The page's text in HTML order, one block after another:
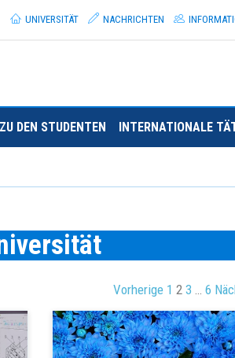
UNIVERSITÄT
NACHRICHTEN
ZU DEN STUDENTEN INTERNATIONALE
Vorherige 1 2 3 … 6